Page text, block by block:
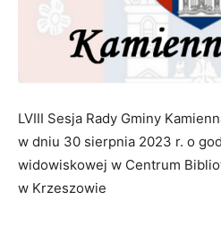
LVIII Sesja Rady Gminy
w dniu 30 sierpnia 2023 r. o
widowiskowej w Centrum
w Krzeszowie